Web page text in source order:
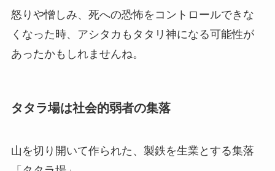
怒りや憎しみ、死への恐怖をコントロールできな
くなった時、アシタカもタタリ神になる可能性が
あったかもしれませんね。
タタラ場は社会的弱者の集落
山を切り開いて作られた、製鉄を生業とする集落